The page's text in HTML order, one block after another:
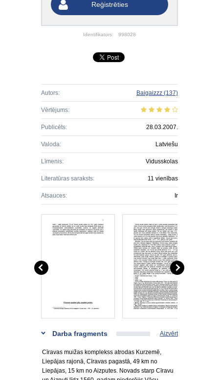
Reģistrēties
Identifikators: 998028
Autors: Baigaizzz (137)
Vērtējums:
Publicēts: 28.03.2007.
Valoda: Latviešu
Līmenis: Vidusskolas
Literatūras saraksts: 11 vienības
Atsauces: Ir
Darba fragments Aizvērt
Cīravas muižas komplekss atrodas Kurzemē,
Liepājas rajonā, Cīravas pagastā, 49 km no
Liepājas, 15 km no Aizputes. Novads starp Cīravu